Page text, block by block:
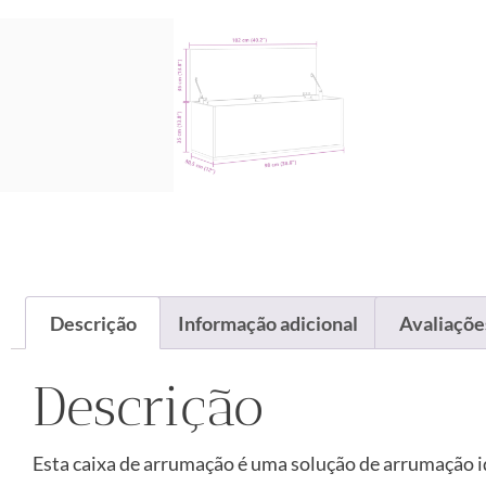
Descrição Informação adicional
Descrição
Esta caixa de arrumação é uma solução de